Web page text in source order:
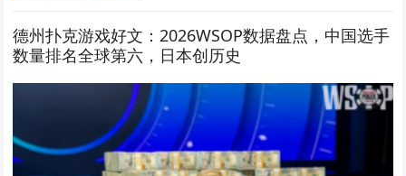
德州扑克游戏好文：2026WSOP数据盘点，中国选手
数量排名全球第六，日本创历史